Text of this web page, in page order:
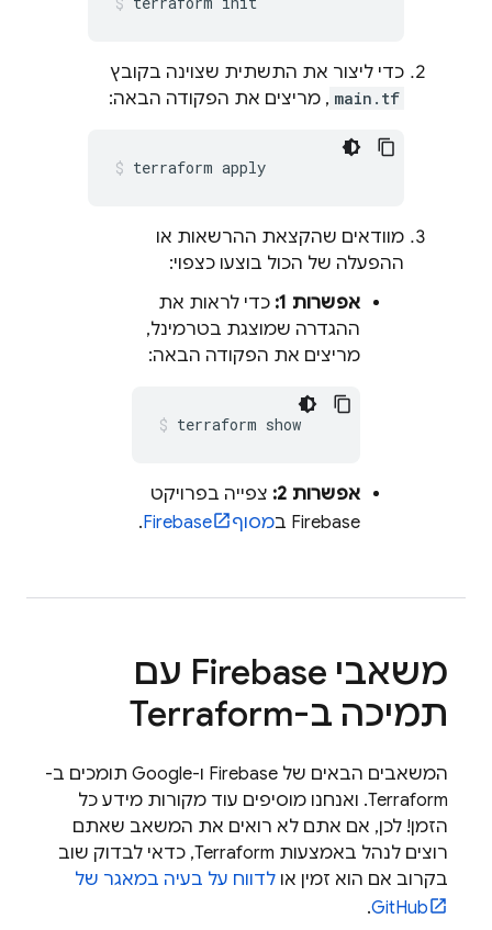
כדי ליצור את התשתית שצוינה בקובץ
main.tf , מריצים את הפקודה הבאה:
terraform apply
מוודאים שהקצאת ההרשאות או
ההפעלה של הכול בוצעו כצפוי:
אפשרות 1:
כדי לראות את
ההגדרה שמוצגת בטרמינל,
מריצים את הפקודה הבאה:
terraform show
אפשרות 2:
צפייה בפרויקט
Firebase ב
מסוף Firebase
.
משאבי Firebase עם
תמיכה ב-Terraform
המשאבים הבאים של Firebase ו-Google תומכים ב-
Terraform. ואנחנו מוסיפים עוד מקורות מידע כל
הזמן! לכן, אם אתם לא רואים את המשאב שאתם
רוצים לנהל באמצעות Terraform, כדאי לבדוק שוב
בקרוב אם הוא זמין או לדווח על בעיה במאגר של
GitHub
.